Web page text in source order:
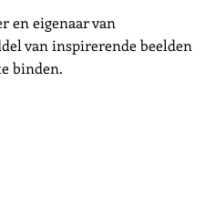
en eigenaar van
van inspirerende beelden
binden.